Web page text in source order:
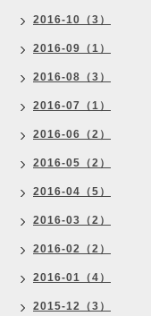
2016-10（3）
2016-09（1）
2016-08（3）
2016-07（1）
2016-06（2）
2016-05（2）
2016-04（5）
2016-03（2）
2016-02（2）
2016-01（4）
2015-12（3）